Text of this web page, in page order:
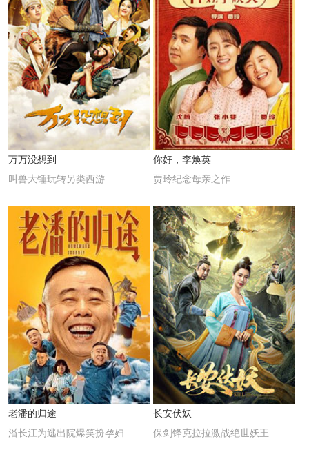
万万没想到
叫兽大锤玩转另类西游
你好，李焕英
贾玲纪念母亲之作
老潘的归途
潘长江为逃出院爆笑扮孕妇
长安伏妖
保剑锋克拉拉激战绝世妖王